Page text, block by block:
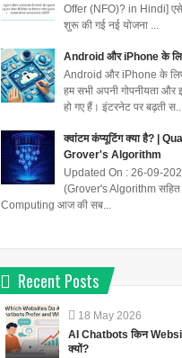
Offer (NFO)? in Hindi] एसेट
शुरू की गई नई योजना ...
Android और iPhone के
Android और iPhone के
हम सभी अपनी गोपनीयता और
हो गए हैं। इंटरनेट पर बढ़ती
क्वांटम कंप्यूटिंग क्या है? |
Grover's Algorithm
Updated On : 26-09-
(Grover's Algorithm सहित
Computing आज की सब...
Recent Posts
18 May 2026
AI Chatbots किन
क्यों?